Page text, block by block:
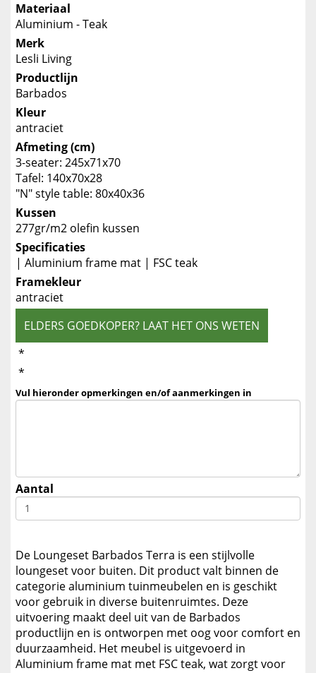
Materiaal
Aluminium - Teak
Merk
Lesli Living
Productlijn
Barbados
Kleur
antraciet
Afmeting (cm)
3-seater: 245x71x70
Tafel: 140x70x28
"N" style table: 80x40x36
Kussen
277gr/m2 olefin kussen
Specificaties
| Aluminium frame mat | FSC teak
Framekleur
antraciet
ELDERS GOEDKOPER? LAAT HET ONS WETEN
*
*
Vul hieronder opmerkingen en/of aanmerkingen in
Aantal
De Loungeset Barbados Terra is een stijlvolle
loungeset voor buiten. Dit product valt binnen de
categorie aluminium tuinmeubelen en is geschikt
voor gebruik in diverse buitenruimtes. Deze
uitvoering maakt deel uit van de Barbados
productlijn en is ontworpen met oog voor comfort en
duurzaamheid. Het meubel is uitgevoerd in
Aluminium frame mat met FSC teak, wat zorgt voor